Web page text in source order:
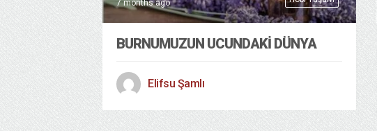
7 months ago
BURNUMUZUN UCUNDAKİ DÜNYA
Elifsu Şamlı